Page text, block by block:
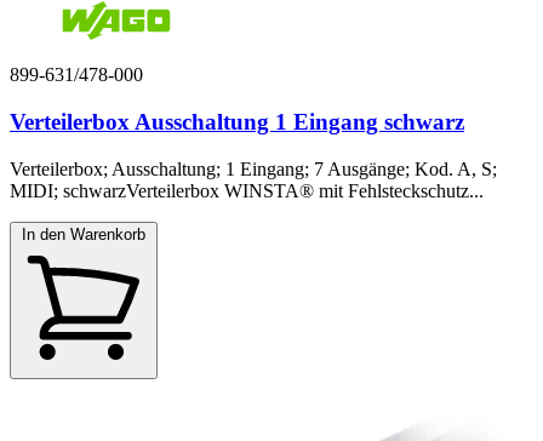
899-631/478-000
Verteilerbox Ausschaltung 1 Eingang schwarz
Verteilerbox; Ausschaltung; 1 Eingang; 7 Ausgänge; Kod. A, S;
MIDI; schwarzVerteilerbox WINSTA® mit Fehlsteckschutz...
In den Warenkorb